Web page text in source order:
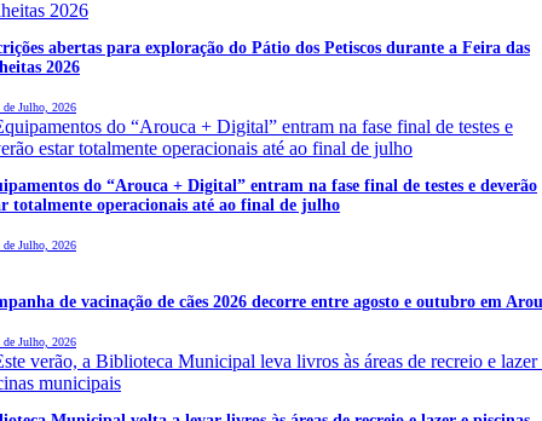
abertas para exploração do Pátio dos Petiscos durante a Feira das
2026
Julho, 2026
do “Arouca + Digital” entram na fase final de testes e deverão
totalmente operacionais até ao final de julho
Julho, 2026
de vacinação de cães 2026 decorre entre agosto e outubro em
Julho, 2026